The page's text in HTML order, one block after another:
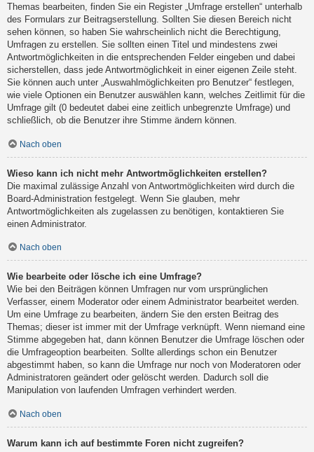
Themas bearbeiten, finden Sie ein Register „Umfrage erstellen“ unterhalb
des Formulars zur Beitragserstellung. Sollten Sie diesen Bereich nicht
sehen können, so haben Sie wahrscheinlich nicht die Berechtigung,
Umfragen zu erstellen. Sie sollten einen Titel und mindestens zwei
Antwortmöglichkeiten in die entsprechenden Felder eingeben und dabei
sicherstellen, dass jede Antwortmöglichkeit in einer eigenen Zeile steht.
Sie können auch unter „Auswahlmöglichkeiten pro Benutzer“ festlegen,
wie viele Optionen ein Benutzer auswählen kann, welches Zeitlimit für die
Umfrage gilt (0 bedeutet dabei eine zeitlich unbegrenzte Umfrage) und
schließlich, ob die Benutzer ihre Stimme ändern können.
Nach oben
Wieso kann ich nicht mehr Antwortmöglichkeiten erstellen?
Die maximal zulässige Anzahl von Antwortmöglichkeiten wird durch die
Board-Administration festgelegt. Wenn Sie glauben, mehr
Antwortmöglichkeiten als zugelassen zu benötigen, kontaktieren Sie
einen Administrator.
Nach oben
Wie bearbeite oder lösche ich eine Umfrage?
Wie bei den Beiträgen können Umfragen nur vom ursprünglichen
Verfasser, einem Moderator oder einem Administrator bearbeitet werden.
Um eine Umfrage zu bearbeiten, ändern Sie den ersten Beitrag des
Themas; dieser ist immer mit der Umfrage verknüpft. Wenn niemand eine
Stimme abgegeben hat, dann können Benutzer die Umfrage löschen oder
die Umfrageoption bearbeiten. Sollte allerdings schon ein Benutzer
abgestimmt haben, so kann die Umfrage nur noch von Moderatoren oder
Administratoren geändert oder gelöscht werden. Dadurch soll die
Manipulation von laufenden Umfragen verhindert werden.
Nach oben
Warum kann ich auf bestimmte Foren nicht zugreifen?